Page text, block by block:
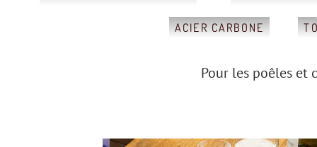
ACIER CARBONE
Pour les poêles et